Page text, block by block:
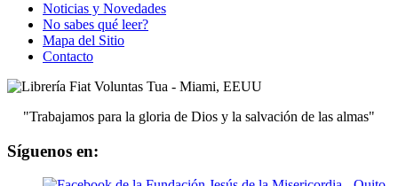
Noticias y Novedades
No sabes qué leer?
Mapa del Sitio
Contacto
"Trabajamos para la gloria de Dios y la salvación de las almas"
Síguenos en: